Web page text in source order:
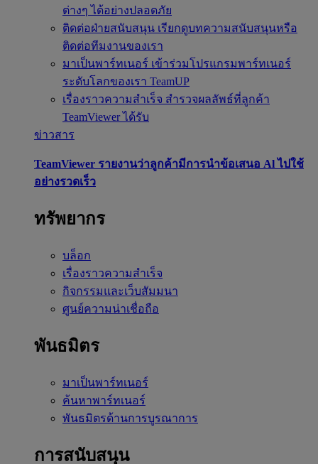
ต่างๆ ได้อย่างปลอดภัย
ติดต่อฝ่ายสนับสนุน เรียกดูบทความสนับสนุนหรือ
ติดต่อทีมงานของเรา
มาเป็นพาร์ทเนอร์ เข้าร่วมโปรแกรมพาร์ทเนอร์
ระดับโลกของเรา TeamUP
เรื่องราวความสำเร็จ สำรวจผลลัพธ์ที่ลูกค้า
TeamViewer ได้รับ
ข่าวสาร
TeamViewer รายงานว่าลูกค้ามีการนำข้อเสนอ Al ไปใช้
อย่างรวดเร็ว
ทรัพยากร
บล็อก
เรื่องราวความสำเร็จ
กิจกรรมและเว็บสัมมนา
ศูนย์ความน่าเชื่อถือ
พันธมิตร
มาเป็นพาร์ทเนอร์
ค้นหาพาร์ทเนอร์
พันธมิตรด้านการบูรณาการ
การสนับสนุน